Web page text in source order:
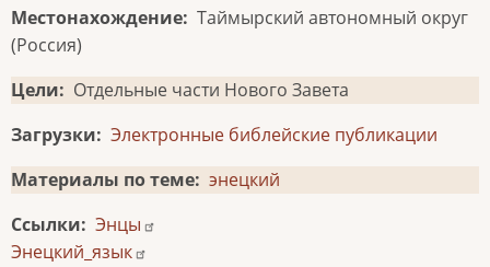
Местонахождение Таймырский автономный округ
(Россия)
Цели
Отдельные части Нового Завета
Загрузки
Электронные библейские публикации
Материалы по теме энецкий
Ссылки
Энцы
Энецкий_язык